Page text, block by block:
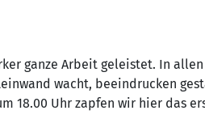
ganze Arbeit geleistet. In
wacht, beeindrucken
18.00 Uhr zapfen wir hier das